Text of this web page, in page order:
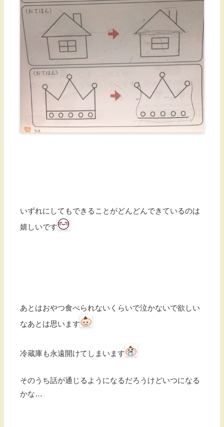
いずれにしてもできることがどんどんできているのは
嬉しいです
あとはおやつ食べられないくらいで泣かないで欲しい
なあとは思います
冷蔵庫も永遠開けてしまいます
そのうち話が通じるようになるだろうけどいつになる
かな…